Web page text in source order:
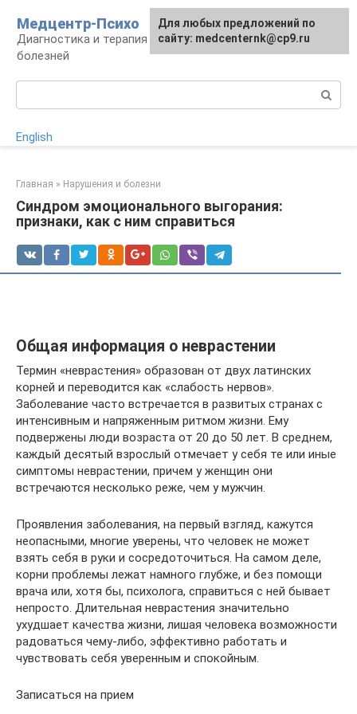
контенту
Медцентр-Психо
Диагностика и терапия психоневрологических
болезней
English
Главная » Нарушения и болезни
Синдром эмоционального выгорания:
признаки, как с ним справиться
Общая информация о неврастении
Термин «неврастения» образован от двух латинских
корней и переводится как «слабость нервов».
Заболевание часто встречается в развитых странах с
интенсивным и напряженным ритмом жизни. Ему
подвержены люди возраста от 20 до 50 лет. В среднем,
каждый десятый взрослый отмечает у себя те или иные
симптомы неврастении, причем у женщин они
встречаются несколько реже, чем у мужчин.
Проявления заболевания, на первый взгляд, кажутся
неопасными, многие уверены, что человек не может
взять себя в руки и сосредоточиться. На самом деле,
корни проблемы лежат намного глубже, и без помощи
врача или, хотя бы, психолога, справиться с ней бывает
непросто. Длительная неврастения значительно
ухудшает качества жизни, лишая человека возможности
радоваться чему-либо, эффективно работать и
чувствовать себя уверенным и спокойным.
Записаться на прием
Для любых предложений по
сайту: medcenternk@cp9.ru